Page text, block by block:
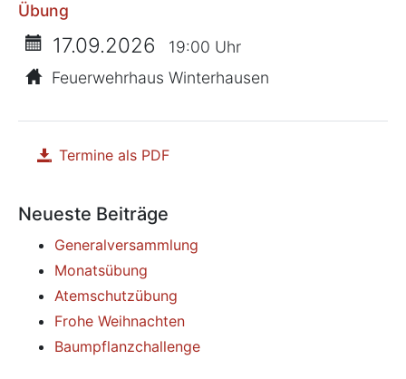
Übung
17.09.2026
19:00 Uhr
Feuerwehrhaus Winterhausen
Termine als PDF
Neueste Beiträge
Generalversammlung
Monatsübung
Atemschutzübung
Frohe Weihnachten
Baumpflanzchallenge